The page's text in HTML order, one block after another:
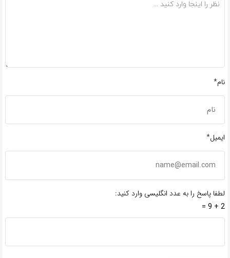
نام*
ایمیل*
لطفا پاسخ را به عدد انگلیسی وارد کنید:
2 + 9 =